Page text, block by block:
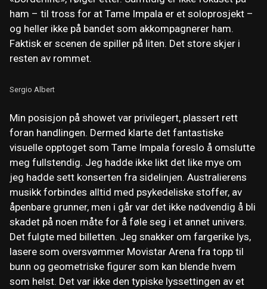
ham – til tross for at Tame Impala er et soloprosjekt –
og heller ikke på bandet som akkompagnerer ham.
Faktisk er scenen de spiller på liten. Det store skjer i
resten av rommet.
Sergio Albert
Min posisjon på showet var privilegert, plassert rett
foran handlingen. Dermed klarte det fantastiske
visuelle opptoget som Tame Impala foreslo å omslutte
meg fullstendig. Jeg hadde ikke likt det like mye om
jeg hadde sett konserten fra sidelinjen. Australierens
musikk forbindes alltid med psykedeliske stoffer, av
åpenbare grunner, men i går var det ikke nødvendig å bli
skadet på noen måte for å føle seg i et annet univers.
Det fulgte med billetten. Jeg snakker om fargerike lys,
lasere som oversvømmer Movistar Arena fra topp til
bunn og geometriske figurer som kan blende hvem
som helst. Det var ikke den typiske lyssettingen av et